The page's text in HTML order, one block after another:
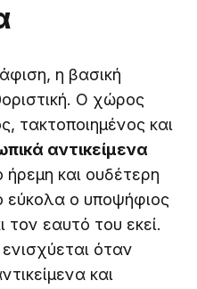
η βασική
Ο χώρος
τακτοποιημένος και
αντικείμενα
και ουδέτερη
εύκολα ο υποψήφιος
εαυτό του εκεί.
όταν
και